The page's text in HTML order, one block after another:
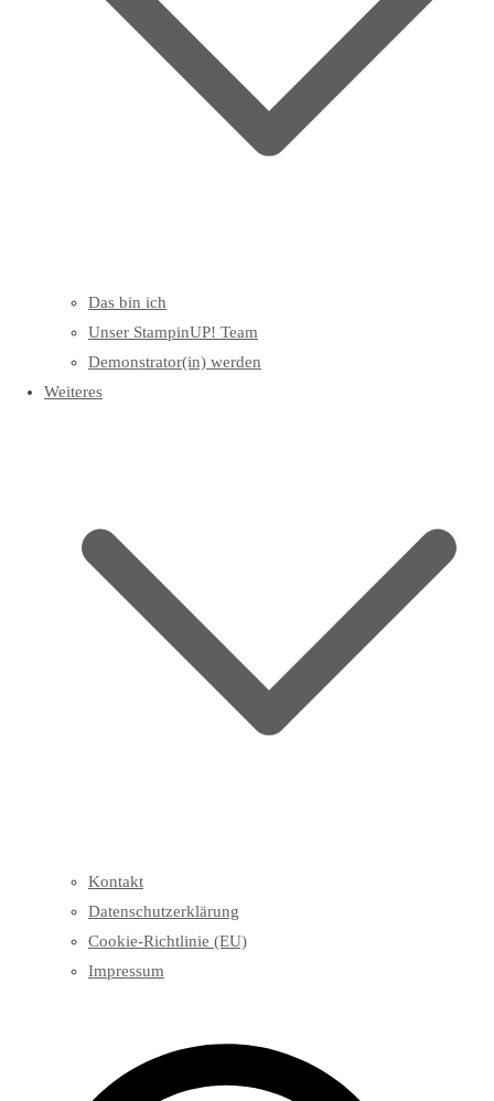
Das bin ich
Unser StampinUP! Team
Demonstrator(in) werden
Weiteres
Kontakt
Datenschutzerklärung
Cookie-Richtlinie (EU)
Impressum